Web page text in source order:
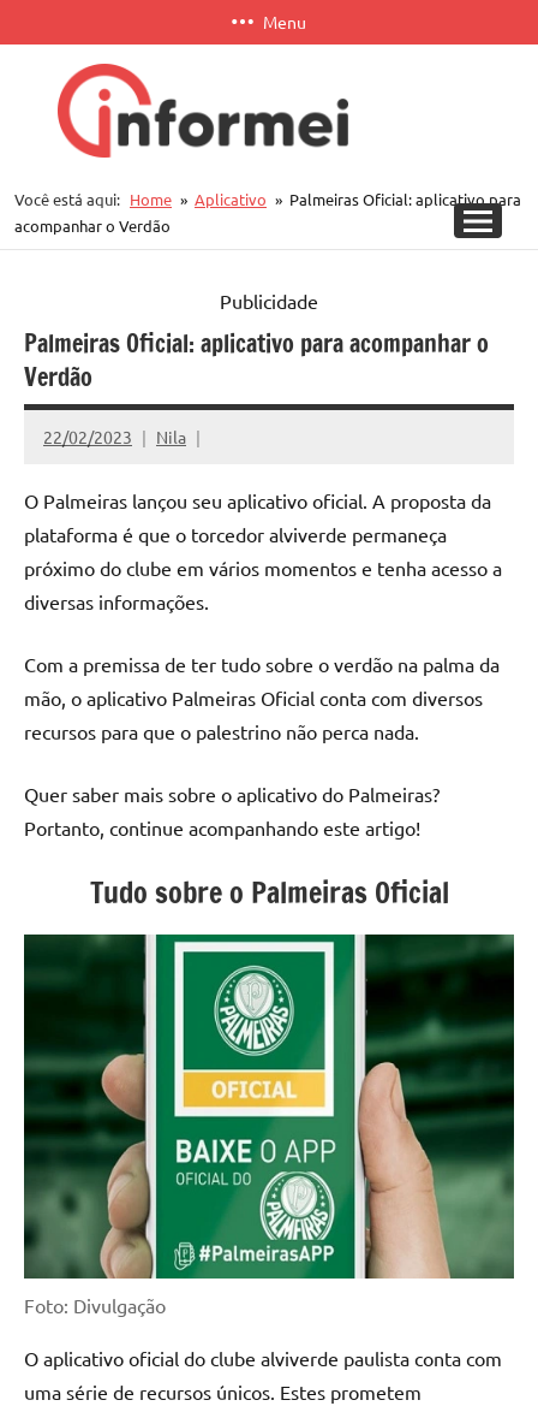
para
conteúdo
Menu
Você está aqui: Home Aplicativo
Palmeiras Oficial: aplicativo para
acompanhar o Verdão
Publicidade
Palmeiras Oficial: aplicativo para acompanhar o
Verdão
22/02/2023 Nila
O Palmeiras lançou seu aplicativo oficial. A proposta da
plataforma é que o torcedor alviverde permaneça
próximo do clube em vários momentos e tenha acesso a
diversas informações.
Com a premissa de ter tudo sobre o verdão na palma da
mão, o aplicativo Palmeiras Oficial conta com diversos
recursos para que o palestrino não perca nada.
Quer saber mais sobre o aplicativo do Palmeiras?
Portanto, continue acompanhando este artigo!
Tudo sobre o Palmeiras Oficial
Foto: Divulgação
O aplicativo oficial do clube alviverde paulista conta com
uma série de recursos únicos. Estes prometem